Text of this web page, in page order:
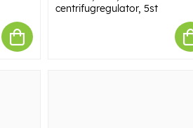
centrifugregulator, 5st